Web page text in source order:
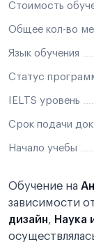
Стоимость
Общее кол-во
Язык обучения
Статус
IELTS уровень
Срок подачи
Начало учебы
Обучение на
зависимости
дизайн, Наука